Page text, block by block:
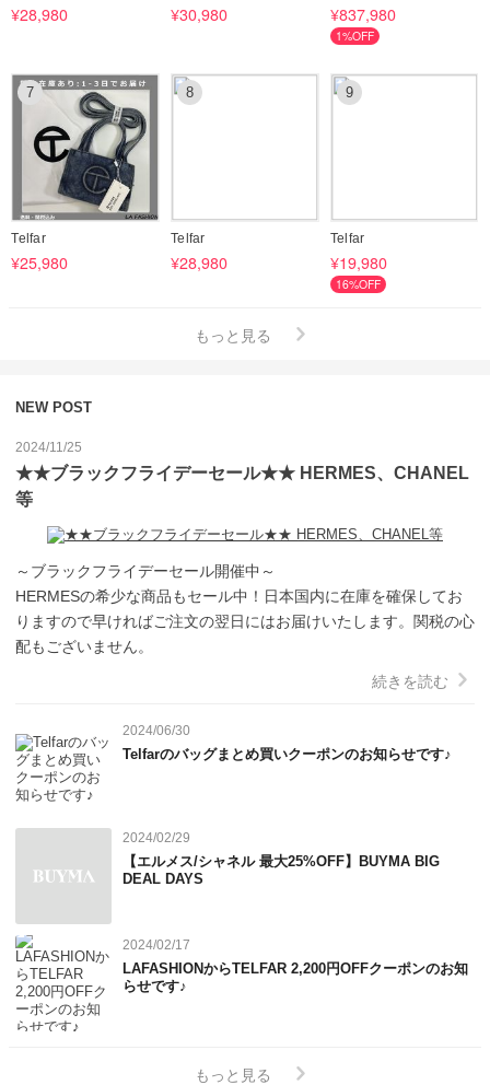
¥28,980 ¥30,980 ¥837,980
1%OFF
7
Telfar
¥25,980
8
Telfar
¥28,980
9
Telfar
¥19,980
16%OFF
もっと見る
NEW POST
2024/11/25
★★ブラックフライデーセール★★ HERMES、CHANEL
等
～ブラックフライデーセール開催中～
HERMESの希少な商品もセール中！日本国内に在庫を確保してお
りますので早ければご注文の翌日にはお届けいたします。関税の心
配もございません。
続きを読む
2024/06/30
Telfarのバッグまとめ買いクーポンのお知らせです♪
2024/02/29
【エルメス/シャネル 最大25%OFF】BUYMA BIG
DEAL DAYS
2024/02/17
LAFASHIONからTELFAR 2,200円OFFクーポンのお知
らせです♪
もっと見る